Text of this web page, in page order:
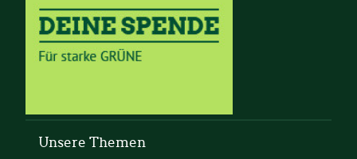
Unsere Themen